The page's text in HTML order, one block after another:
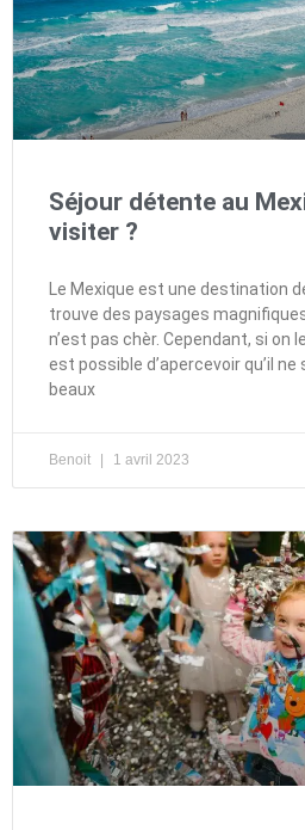
Séjour détente au
visiter ?
Le Mexique est une destination
trouve des paysages
n’est pas chèr. Cependant, si on
est possible d’apercevoir qu’il
beaux
Benoit 1 avril 2023